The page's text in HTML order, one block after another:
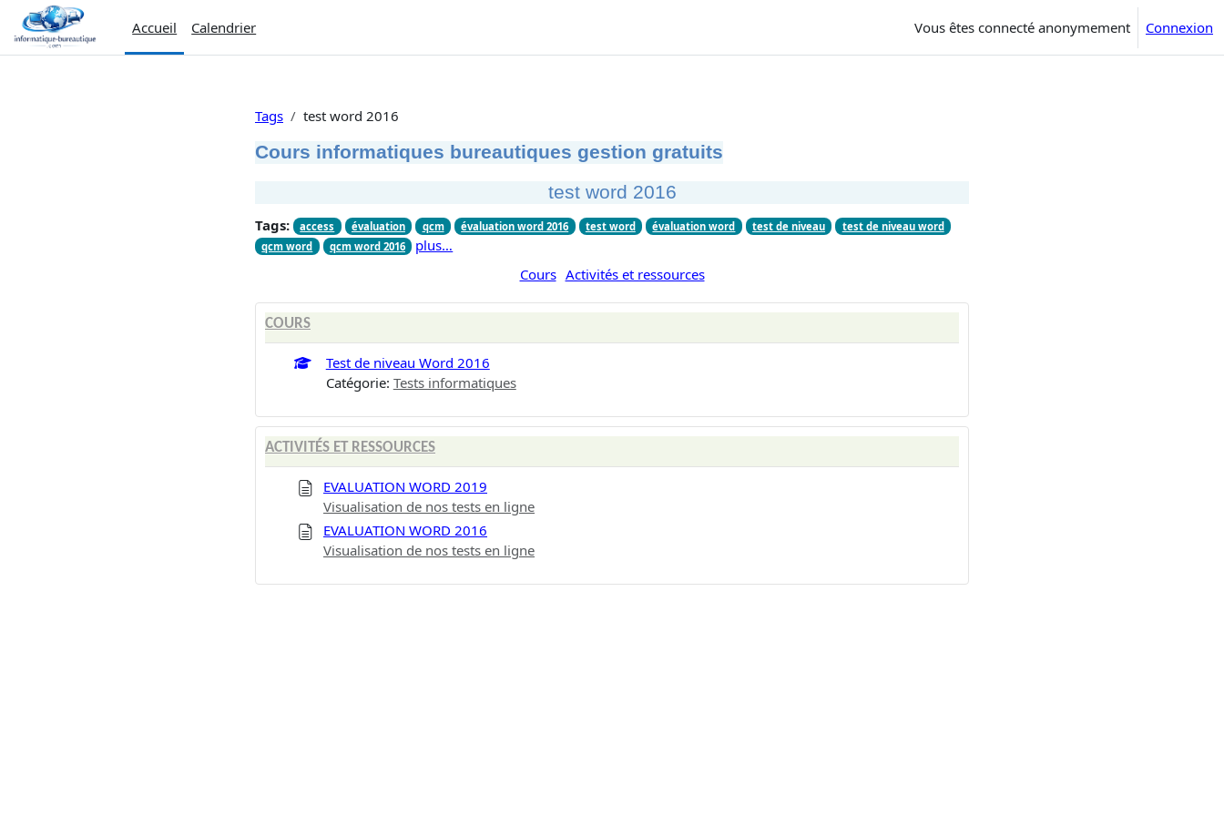
Passer au contenu principal
Accueil
Calendrier Vous êtes connecté anonymement Connexion
Tags test word 2016
Cours informatiques bureautiques gestion gratuits
test word 2016
Tags: access évaluation qcm évaluation word 2016 test word évaluation word test de niveau
test de niveau word
qcm word
qcm word 2016
plus…
Cours Activités et ressources
COURS
Test de niveau Word 2016
Catégorie: Tests informatiques
ACTIVITÉS ET RESSOURCES
EVALUATION WORD 2019
Visualisation de nos tests en ligne
EVALUATION WORD 2016
Visualisation de nos tests en ligne